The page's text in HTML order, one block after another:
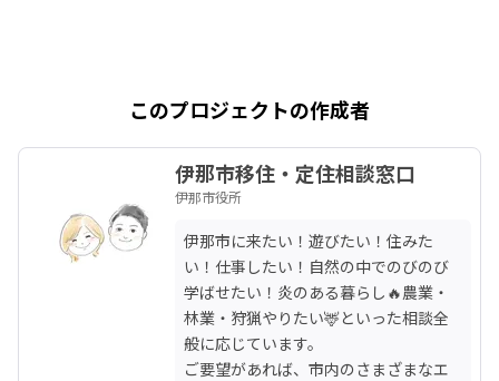
このプロジェクトの作成者
伊那市移住・定住相談窓口
伊那市役所
伊那市に来たい！遊びたい！住みた
い！仕事したい！自然の中でのびのび
学ばせたい！炎のある暮らし🔥農業・
林業・狩猟やりたい🦌といった相談全
般に応じています。
ご要望があれば、市内のさまざまなエ